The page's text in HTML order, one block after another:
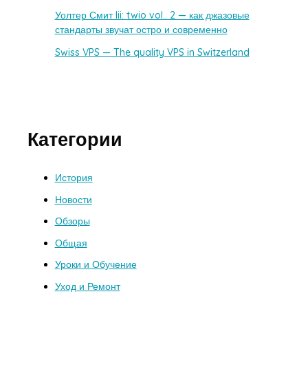
Уолтер Смит Iii: twio vol.. 2 — как джазовые
стандарты звучат остро и современно
Swiss VPS — The quality VPS in Switzerland
Категории
История
Новости
Обзоры
Общая
Уроки и Обучение
Уход и Ремонт